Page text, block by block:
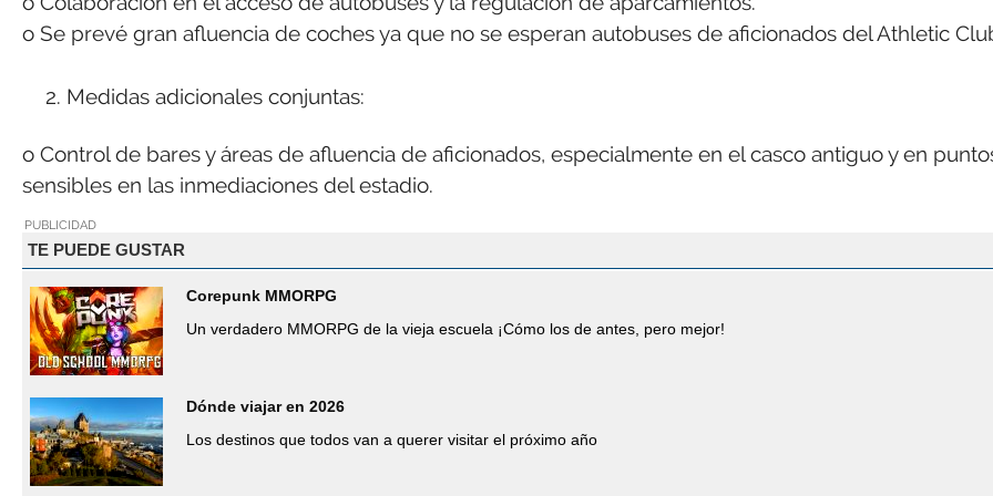
o Se prevé gran afluencia de coches ya que no se esperan autobuses de aficionados del Athletic
Medidas adicionales conjuntas:
o Control de bares y áreas de afluencia de aficionados, especialmente en el casco antiguo y en
sensibles en las inmediaciones del estadio.
PUBLICIDAD
TE PUEDE GUSTAR
Corepunk MMORPG
Un verdadero MMORPG de la vieja escuela ¡Cómo los de antes, pero mejor!
Dónde viajar en 2026
Los destinos que todos van a querer visitar el próximo año